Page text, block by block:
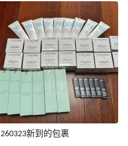
260323新到的包裹